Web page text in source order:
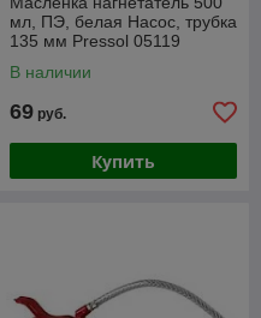
мл, ПЭ, белая Насос, трубка
135 мм Pressol 05119
В наличии
69 руб.
Купить